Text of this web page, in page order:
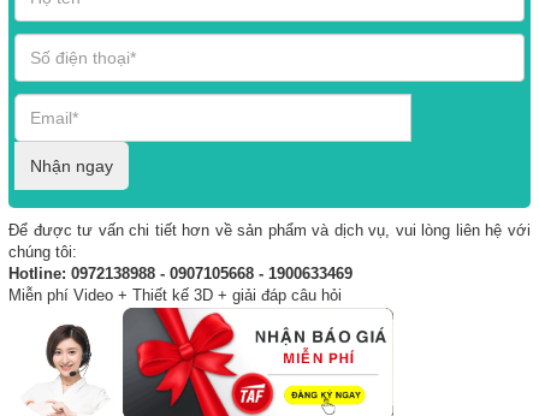
Nhận ngay
Để được tư vấn chi tiết hơn về sản phẩm và dịch vụ, vui lòng liên hệ với
chúng tôi:
Hotline: 0972138988 - 0907105668 - 1900633469
Miễn phí Video + Thiết kế 3D + giải đáp câu hỏi